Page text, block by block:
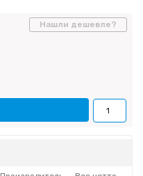
Нашли дешевле?